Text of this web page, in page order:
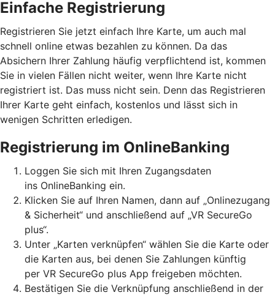
Einfache Registrierung
Registrieren Sie jetzt einfach Ihre Karte, um auch mal
schnell online etwas bezahlen zu können. Da das
Absichern Ihrer Zahlung häufig verpflichtend ist, kommen
Sie in vielen Fällen nicht weiter, wenn Ihre Karte nicht
registriert ist. Das muss nicht sein. Denn das Registrieren
Ihrer Karte geht einfach, kostenlos und lässt sich in
wenigen Schritten erledigen.
Registrierung im OnlineBanking
Loggen Sie sich mit Ihren Zugangsdaten
ins OnlineBanking ein.
Klicken Sie auf Ihren Namen, dann auf „Onlinezugang
& Sicherheit“ und anschließend auf „VR SecureGo
plus“.
Unter „Karten verknüpfen“ wählen Sie die Karte oder
die Karten aus, bei denen Sie Zahlungen künftig
per VR SecureGo plus App freigeben möchten.
Bestätigen Sie die Verknüpfung anschließend in der